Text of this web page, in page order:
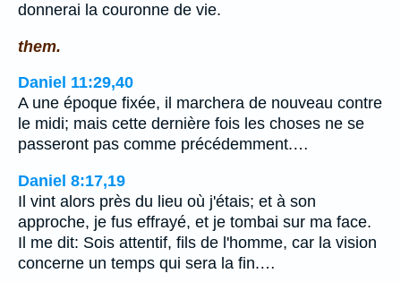
donnerai la couronne de vie.
them.
Daniel 11:29,40
A une époque fixée, il marchera de nouveau contre
le midi; mais cette dernière fois les choses ne se
passeront pas comme précédemment.…
Daniel 8:17,19
Il vint alors près du lieu où j'étais; et à son
approche, je fus effrayé, et je tombai sur ma face.
Il me dit: Sois attentif, fils de l'homme, car la vision
concerne un temps qui sera la fin.…